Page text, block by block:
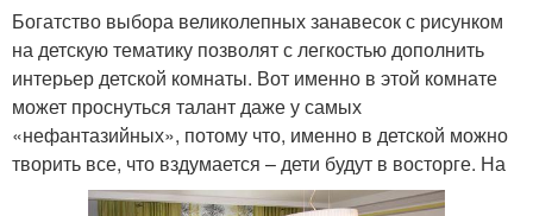
Богатство выбора великолепных занавесок с рисунком
на детскую тематику позволят с легкостью дополнить
интерьер детской комнаты. Вот именно в этой комнате
может проснуться талант даже у самых
«нефантазийных», потому что, именно в детской можно
творить все, что вздумается – дети будут в восторге. На